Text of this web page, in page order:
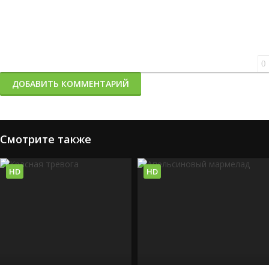
0
ДОБАВИТЬ КОММЕНТАРИЙ
Смотрите также
HD HD